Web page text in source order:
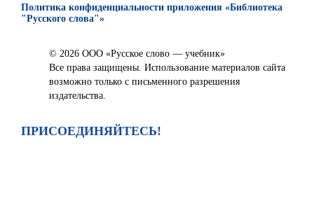
Политика конфиденциальности приложения «Библиотека
"Русского слова"»
© 2026 ООО «Русское слово — учебник»
Все права защищены. Использование материалов сайта
возможно только с письменного разрешения
издательства.
ПРИСОЕДИНЯЙТЕСЬ!